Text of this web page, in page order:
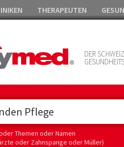
THERAPEUTEN
DER
Themen oder Namen
oder Zahnspange oder Müller)